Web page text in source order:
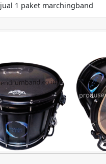
jual 1 paket marchingband